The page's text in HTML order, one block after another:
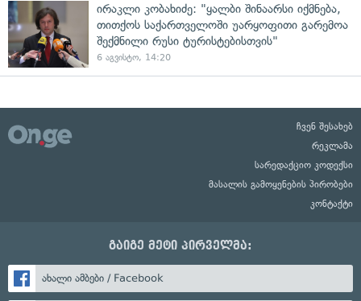
ირაკლი კობახიძე: "ყალბი შინაარსი იქმნება,
თითქოს საქართველოში უარყოფითი გარემოა
შექმნილი რუსი ტურისტებისთვის"
6 აგვისტო, 14:20
ჩვენ შესახებ
რეკლამა
სარედაქციო კოდექსი
მასალის გამოყენების პირობები
კონტაქტი
გაიგე მეტი პირველმა:
ახალი ამბები / Facebook